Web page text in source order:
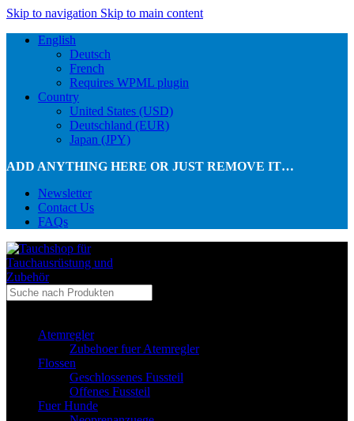
Skip to navigation Skip to main content
English
Deutsch
French
Requires WPML plugin
Country
United States (USD)
Deutschland (EUR)
Japan (JPY)
ADD ANYTHING HERE OR JUST REMOVE IT…
Newsletter
Contact Us
FAQs
Atemregler
Zubehoer fuer Atemregler
Flossen
Geschlossenes Fussteil
Offenes Fussteil
Fuer Hunde